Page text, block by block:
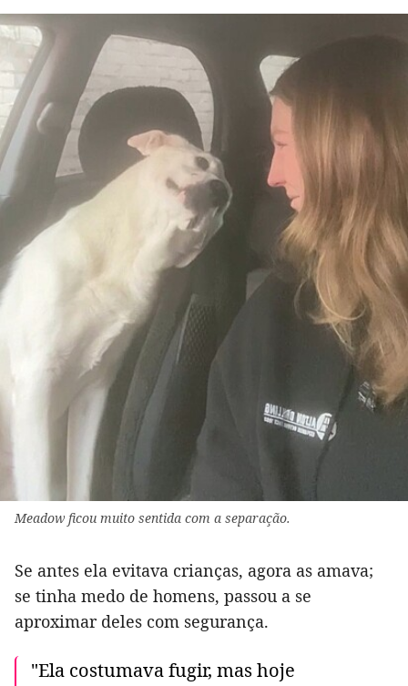
Meadow ficou muito sentida com a separação.
Se antes ela evitava crianças, agora as amava;
se tinha medo de homens, passou a se
aproximar deles com segurança.
"Ela costumava fugir, mas hoje